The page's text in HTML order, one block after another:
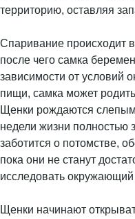
территорию, оставляя
Спаривание происходит
после чего самка
зависимости от условий
пищи, самка может
Щенки рождаются
недели жизни полностью
заботится о потомстве,
пока они не станут
исследовать
Щенки начинают